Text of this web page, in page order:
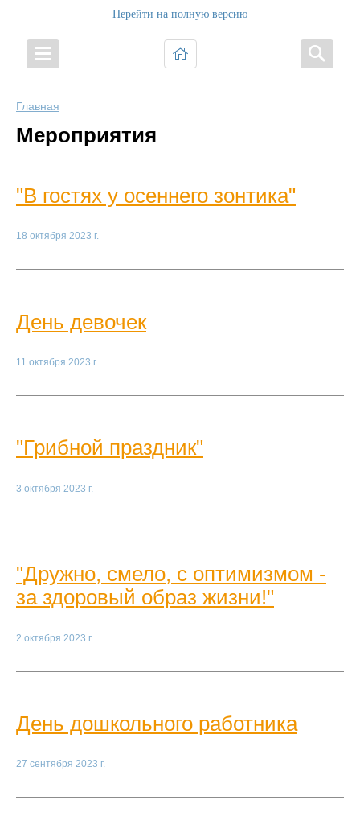
Перейти на полную версию
Главная
Мероприятия
"В гостях у осеннего зонтика"
18 октября 2023 г.
День девочек
11 октября 2023 г.
"Грибной праздник"
3 октября 2023 г.
"Дружно, смело, с оптимизмом -
за здоровый образ жизни!"
2 октября 2023 г.
День дошкольного работника
27 сентября 2023 г.